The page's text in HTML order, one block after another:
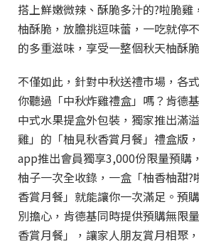
搭上鮮嫩微辣、酥脆多汁的?啦脆雞
柚酥脆，放膽挑逗味蕾，一吃就停
的多重滋味，享受一整個秋天柚酥
不僅如此，針對中秋送禮市場，各
你聽過「中秋炸雞禮盒」嗎？肯德
中式水果提盒外包裝，獨家推出滿
雞」的「柚見秋香賞月餐」禮盒版
app推出會員獨享3,000份限量預購
柚子一次全收錄，一盒「柚香柚甜
香賞月餐」就能讓你一次滿足。預
別擔心，肯德基同時提供預購無限
香賞月餐」，讓家人朋友賞月相聚